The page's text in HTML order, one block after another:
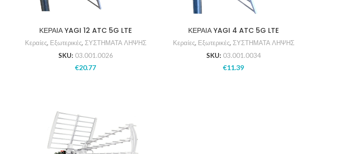
ΚΕΡΑΙΑ YAGI 12 ATC 5G LTE
Κεραίες, Εξωτερικές, ΣΥΣΤΗΜΑΤΑ ΛΗΨΗΣ
SKU: 03.001.0026
€20.77
ΚΕΡΑΙΑ YAGI 4 ATC 5G LTE
Κεραίες, Εξωτερικές, ΣΥΣΤΗΜΑΤΑ ΛΗΨΗΣ
SKU: 03.001.0034
€11.39